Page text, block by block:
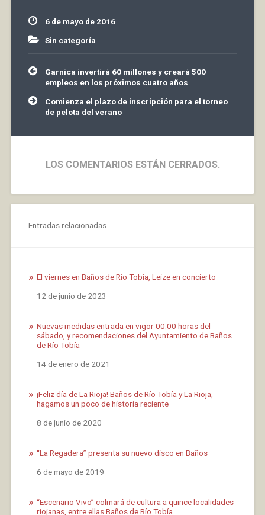
movimientos
reivindicativos, que no
estudiados, en…
6 de mayo de 2016
Sin categoría
Navegación
de
entradas
Garnica invertirá 60 millones y creará 500
empleos en los próximos cuatro años
Comienza el plazo de inscripción para el torneo
de pelota del verano
LOS COMENTARIOS ESTÁN CERRADOS.
Entradas relacionadas
El viernes en Baños de Río Tobía, Leize en concierto
Fecha
12 de junio de 2023
Nuevas medidas entrada en vigor 00:00 horas del
sábado, y recomendaciones del Ayuntamiento de Baños
de Río Tobía
Fecha
14 de enero de 2021
¡Feliz día de La Rioja! Baños de Río Tobía y La Rioja,
hagamos un poco de historia reciente
Fecha
8 de junio de 2020
“La Regadera” presenta su nuevo disco en Baños
Fecha
6 de mayo de 2019
“Escenario Vivo” colmará de cultura a quince localidades
riojanas, entre ellas Baños de Río Tobía